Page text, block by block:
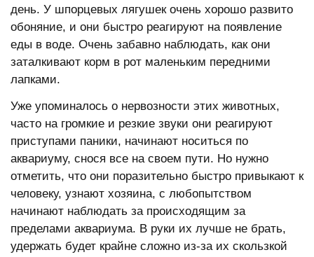
день. У шпорцевых лягушек очень хорошо развито
обоняние, и они быстро реагируют на появление
еды в воде. Очень забавно наблюдать, как они
заталкивают корм в рот маленьким передними
лапками.
Уже упоминалось о нервозности этих животных,
часто на громкие и резкие звуки они реагируют
приступами паники, начинают носиться по
аквариуму, снося все на своем пути. Но нужно
отметить, что они поразительно быстро привыкают к
человеку, узнают хозяина, с любопытством
начинают наблюдать за происходящим за
пределами аквариума. В руки их лучше не брать,
удержать будет крайне сложно из-за их скользкой